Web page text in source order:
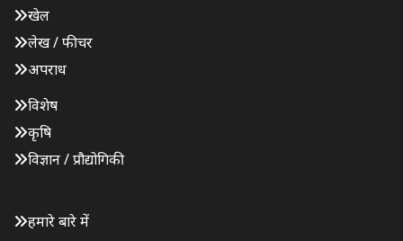
खेल
लेख / फीचर
अपराध
विशेष
कृषि
विज्ञान / प्रौद्योगिकी
हमारे बारे में